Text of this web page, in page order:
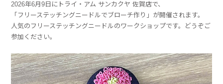
2026年6月9日にトライ・アム サンカクヤ 佐賀店で、
「フリーステッチングニードルでブローチ作り」が開催されます。
人気のフリーステッチングニードルのワークショップです。どうぞご
参加ください。